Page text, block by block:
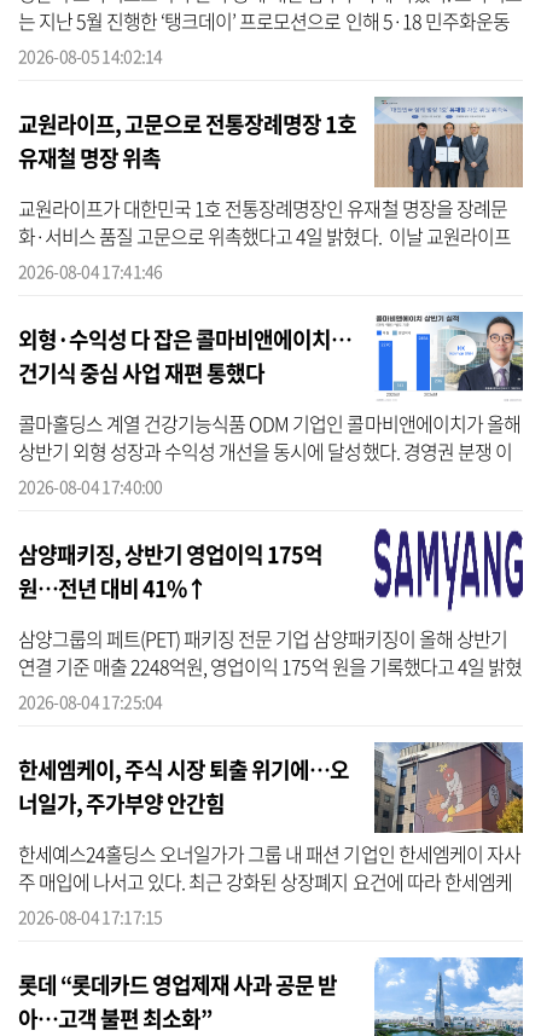
는 지난 5월 진행한 ‘탱크데이’ 프로모션으로 인해 5·18 민주화운동
유공자를 모욕했다는 의혹을 받고 있다. 5일 경찰에 따르면 서울경찰
2026-08-05 14:02:14
교원라이프, 고문으로 전통장례명장 1호
유재철 명장 위촉
교원라이프가 대한민국 1호 전통장례명장인 유재철 명장을 장례문
화·서비스 품질 고문으로 위촉했다고 4일 밝혔다. 이날 교원라이프
에 따르면 해당 위촉은 회원 증가와 교원예움 장례식장 인프라 확대
2026-08-04 17:41:46
외형·수익성 다 잡은 콜마비앤에이치…
건기식 중심 사업 재편 통했다
콜마홀딩스 계열 건강기능식품 ODM 기업인 콜마비앤에이치가 올해
상반기 외형 성장과 수익성 개선을 동시에 달성했다. 경영권 분쟁 이
후 건기식 중심으로 사업 포트폴리오를 재편한 것이 실적 개선으로
2026-08-04 17:40:00
삼양패키징, 상반기 영업이익 175억
원…전년 대비 41%↑
삼양그룹의 페트(PET) 패키징 전문 기업 삼양패키징이 올해 상반기
연결 기준 매출 2248억원, 영업이익 175억 원을 기록했다고 4일 밝혔
다. 이날 삼양패키징은 잠정실적 공시를 통해 올해 상반기 실적을 공
2026-08-04 17:25:04
한세엠케이, 주식 시장 퇴출 위기에…오
너일가, 주가부양 안간힘
한세예스24홀딩스 오너일가가 그룹 내 패션 기업인 한세엠케이 자사
주 매입에 나서고 있다. 최근 강화된 상장폐지 요건에 따라 한세엠케
이의 주식시장 퇴출 위기를 모면하기 위함으로 풀이된다. 4일 한세엠
2026-08-04 17:17:15
롯데 “롯데카드 영업제재 사과 공문 받
아…고객 불편 최소화”